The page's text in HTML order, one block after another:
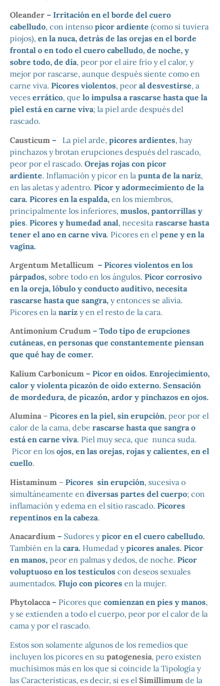
Oleander – Irritación en el borde del cuero
cabelludo, con intenso picor ardiente (como si tuviera
piojos), en la nuca, detrás de las orejas en el borde
frontal o en todo el cuero cabelludo, de noche, y
sobre todo, de día, peor por el aire frío y el calor, y
mejor por rascarse, aunque después siente como en
carne viva. Picores violentos, peor al desvestirse, a
veces errático, que lo impulsa a rascarse hasta que la
piel está en carne viva; la piel arde después del
rascado.
Causticum – La piel arde, picores ardientes, hay
pinchazos y brotan erupciones después del rascado,
peor por el rascado. Orejas rojas con picor
ardiente. Inflamación y picor en la punta de la nariz,
en las aletas y adentro. Picor y adormecimiento de la
cara. Picores en la espalda, en los miembros,
principalmente los inferiores, muslos, pantorrillas y
pies. Picores y humedad anal, necesita rascarse hasta
tener el ano en carne viva. Picores en el pene y en la
vagina.
Argentum Metallicum – Picores violentos en los
párpados, sobre todo en los ángulos. Picor corrosivo
en la oreja, lóbulo y conducto auditivo, necesita
rascarse hasta que sangra, y entonces se alivia.
Picores en la nariz y en el resto de la cara.
Antimonium Crudum – Todo tipo de erupciones
cutáneas, en personas que constantemente piensan
que qué hay de comer.
Kalium Carbonicum – Picor en oídos. Enrojecimiento,
calor y violenta picazón de oído externo. Sensación
de mordedura, de picazón, ardor y pinchazos en ojos.
Alumina – Picores en la piel, sin erupción, peor por el
calor de la cama, debe rascarse hasta que sangra o
está en carne viva. Piel muy seca, que nunca suda.
Picor en los ojos, en las orejas, rojas y calientes, en el
cuello.
Histaminum – Picores sin erupción, sucesiva o
simultáneamente en diversas partes del cuerpo; con
inflamación y edema en el sitio rascado. Picores
repentinos en la cabeza.
Anacardium – Sudores ypicor en el cuero cabelludo.
También en la cara. Humedad ypicores anales. Picor
en manos, peor en palmas y dedos, de noche. Picor
voluptuoso en los testículos con deseos sexuales
aumentados. Flujo con picores en la mujer.
Phytolacca – Picores que comienzan en pies y manos,
y se extienden a todo el cuerpo, peor por el calor de la
cama y por el rascado.
Estos son solamente algunos de los remedios que
incluyen los picores en su patogenesia, pero existen
muchísimos más en los que si coincide la Tipología y
las Características, es decir, si es el Simillimum de la